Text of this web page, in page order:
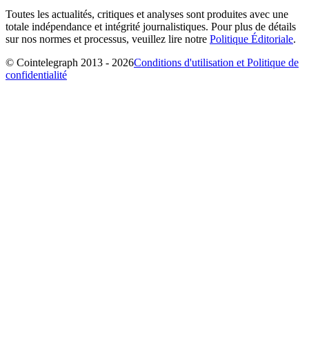
Toutes les actualités, critiques et analyses sont produites avec une
totale indépendance et intégrité journalistiques. Pour plus de détails
sur nos normes et processus, veuillez lire notre Politique Éditoriale.
© Cointelegraph 2013 - 2026Conditions d'utilisation et Politique de
confidentialité